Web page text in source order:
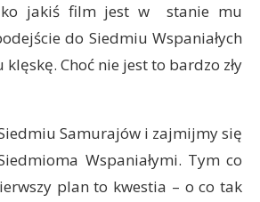
jakiś film jest w stanie mu
do Siedmiu Wspaniałych
Choć nie jest to bardzo zły
Samurajów i zajmijmy się
Wspaniałymi. Tym co
plan to kwestia – o co tak